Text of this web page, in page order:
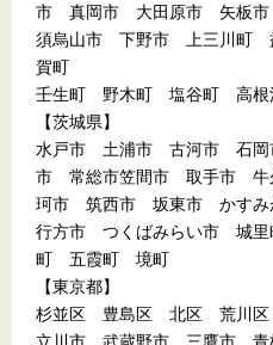
市 真岡市 大田原市 矢板
須烏山市 下野市 上三川
賀町
壬生町 野木町 塩谷町 高根
【茨城県】
水戸市 土浦市 古河市 石
市 常総市笠間市 取手市
珂市 筑西市 坂東市 かす
行方市 つくばみらい市 城
町 五霞町 境町
【東京都】
杉並区 豊島区 北区 荒川